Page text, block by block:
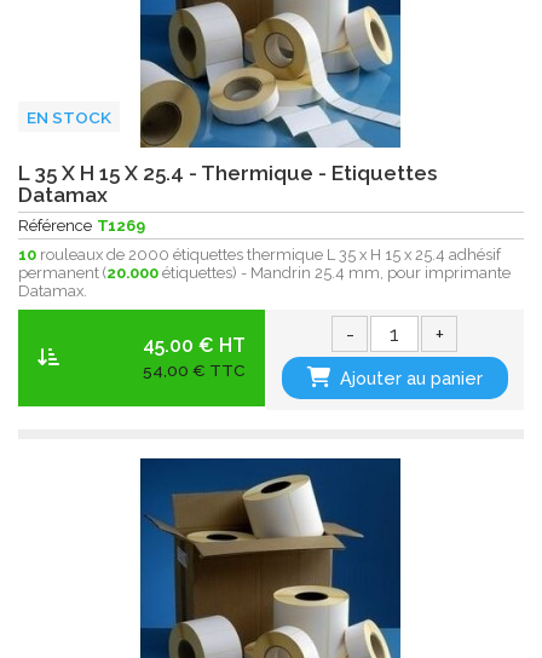
EN STOCK
L 35 X H 15 X 25.4 - Thermique - Etiquettes
Datamax
Référence T1269
10 rouleaux de 2000 étiquettes thermique L 35 x H 15 x 25.4 adhésif
permanent (20.000 étiquettes) - Mandrin 25.4 mm, pour imprimante
Datamax.
45.00 € HT
54,00 € TTC
- +
Ajouter au panier